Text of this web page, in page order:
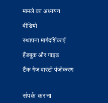
मामले का अध्ययन
वीडियो
स्थापना मार्गदर्शिकाएँ
हैंडबुक और गाइड
टैंक गेज वारंटी पंजीकरण
संपर्क करना